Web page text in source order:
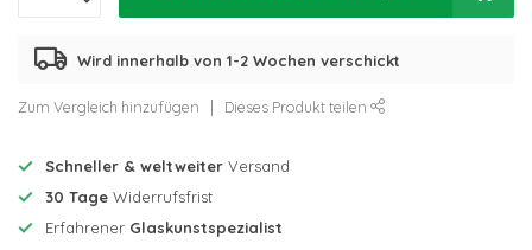
Wird innerhalb von 1-2 Wochen verschickt
Zum Vergleich hinzufügen Dieses Produkt teilen
Schneller & weltweiter Versand
30 Tage Widerrufsfrist
Erfahrener Glaskunstspezialist